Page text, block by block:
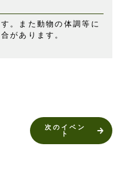
。また動物の体調等に
があります。
次のイベン
ト